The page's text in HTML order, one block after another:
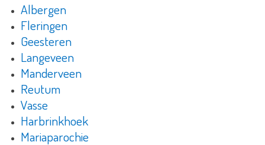
Albergen
Fleringen
Geesteren
Langeveen
Manderveen
Reutum
Vasse
Harbrinkhoek
Mariaparochie